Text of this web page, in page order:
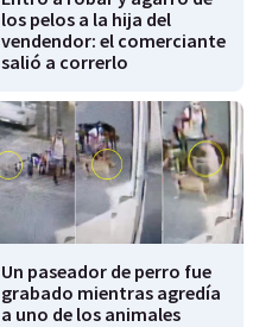
los pelos a la hija del
vendendor: el comerciante
salió a correrlo
Un paseador de perro fue
grabado mientras agredía
a uno de los animales